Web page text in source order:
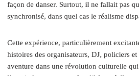
façon de danser. Surtout, il ne fallait pas
synchronisé, dans quel cas le réalisme
Cette expérience, particulièrement
histoires des organisateurs, DJ, policiers et
aventure dans une révolution culturelle